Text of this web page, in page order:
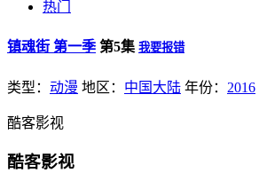
热门
镇魂街 第一季第5集 我要报错
类型： 动漫 地区： 中国大陆 年份： 2016
酷客影视
酷客影视